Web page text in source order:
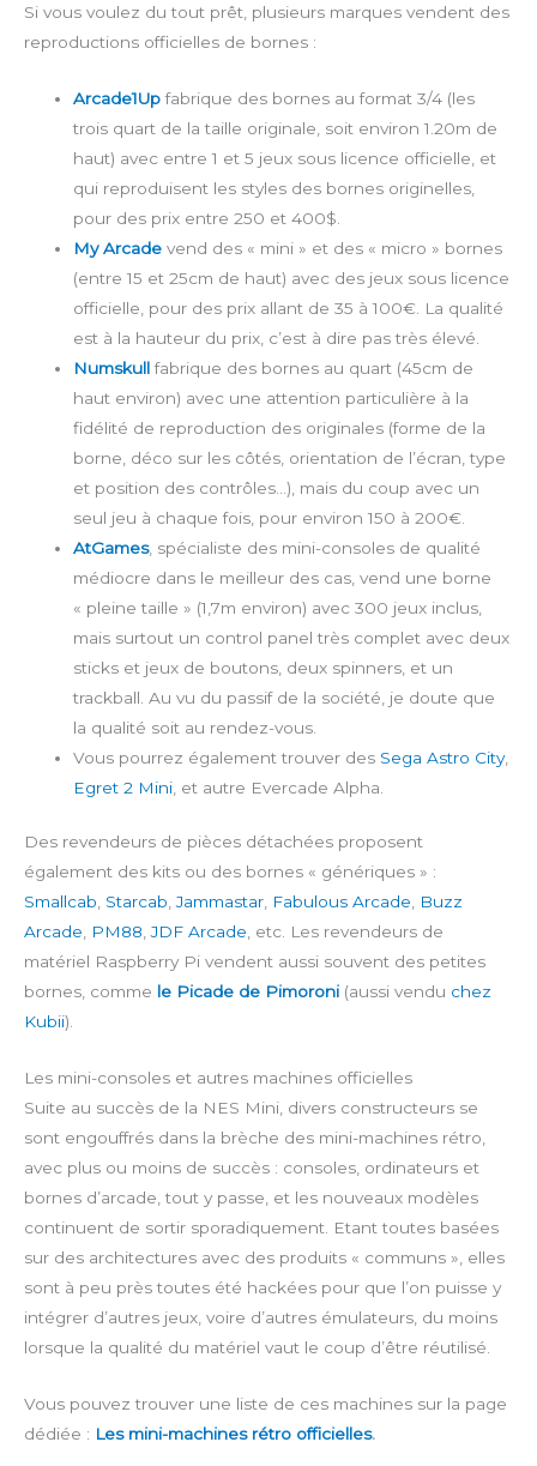
Si vous voulez du tout prêt, plusieurs marques vendent des
reproductions officielles de bornes :
Arcade1Upfabrique des bornes au format 3/4 (les
trois quart de la taille originale, soit environ 1.20m de
haut) avec entre 1 et 5 jeux sous licence officielle, et
qui reproduisent les styles des bornes originelles,
pour des prix entre 250 et 400$.
My Arcade vend des « mini » et des « micro » bornes
(entre 15 et 25cm de haut) avec des jeux sous licence
officielle, pour des prix allant de 35 à 100€. La qualité
est à la hauteur du prix, c’est à dire pas très élevé.
Numskullfabrique des bornes au quart (45cm de
haut environ) avec une attention particulière à la
fidélité de reproduction des originales (forme de la
borne, déco sur les côtés, orientation de l’écran, type
et position des contrôles…), mais du coup avec un
seul jeu à chaque fois, pour environ 150 à 200€.
AtGames, spécialiste des mini-consoles de qualité
médiocre dans le meilleur des cas, vend une borne
« pleine taille » (1,7m environ) avec 300 jeux inclus,
mais surtout un control panel très complet avec deux
sticks et jeux de boutons, deux spinners, et un
trackball. Au vu du passif de la société, je doute que
la qualité soit au rendez-vous.
Vous pourrez également trouver des Sega Astro City,
Egret 2 Mini , et autre Evercade Alpha.
Des revendeurs de pièces détachées proposent
également des kits ou des bornes « génériques » :
Smallcab Starcab ,Jammastar Fabulous Arcade
Buzz
Arcade
PM88 ,JDF Arcade , etc. Les revendeurs de
matériel Raspberry Pi vendent aussi souvent des petites
bornes, comme le Picade de Pimoroni (aussi vendu chez
Kubii).
Les mini-consoles et autres machines officielles
Suite au succès de la NES Mini, divers constructeurs se
sont engouffrés dans la brèche des mini-machines rétro,
avec plus ou moins de succès : consoles, ordinateurs et
bornes d’arcade, tout y passe, et les nouveaux modèles
continuent de sortir sporadiquement. Etant toutes basées
sur des architectures avec des produits « communs », elles
sont à peu près toutes été hackées pour que l’on puisse y
intégrer d’autres jeux, voire d’autres émulateurs, du moins
lorsque la qualité du matériel vaut le coup d’être réutilisé.
Vous pouvez trouver une liste de ces machines sur la page
dédiée : Les mini-machines rétro officielles.